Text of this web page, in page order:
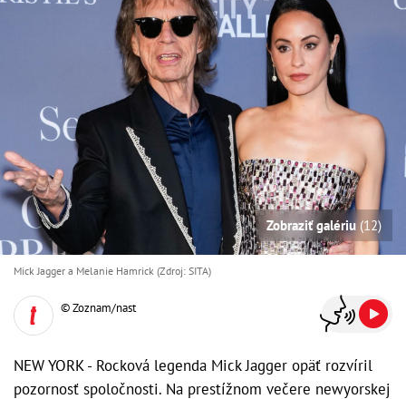
Zobraziť galériu(12)
Mick Jagger a Melanie Hamrick (Zdroj: SITA)
© Zoznam/nast
NEW YORK - Rocková legenda Mick Jagger opäť rozvíril
pozornosť spoločnosti. Na prestížnom večere newyorskej